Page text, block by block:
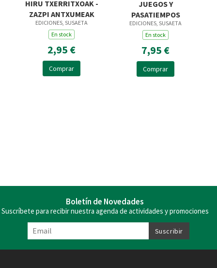
HIRU TXERRITXOAK -
ZAZPI ANTXUMEAK
EDICIONES, SUSAETA
En stock
2,95 €
Comprar
JUEGOS Y
PASATIEMPOS
EDICIONES, SUSAETA
En stock
7,95 €
Comprar
Boletín de Novedades
Suscríbete para recibir nuestra agenda de actividades y promociones